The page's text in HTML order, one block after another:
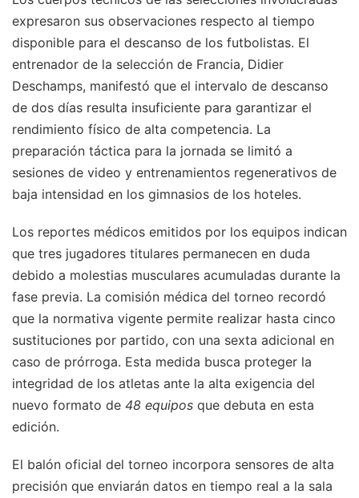
expresaron sus observaciones respecto al tiempo
disponible para el descanso de los futbolistas. El
entrenador de la selección de Francia, Didier
Deschamps, manifestó que el intervalo de descanso
de dos días resulta insuficiente para garantizar el
rendimiento físico de alta competencia. La
preparación táctica para la jornada se limitó a
sesiones de video y entrenamientos regenerativos de
baja intensidad en los gimnasios de los hoteles.
Los reportes médicos emitidos por los equipos indican
que tres jugadores titulares permanecen en duda
debido a molestias musculares acumuladas durante la
fase previa. La comisión médica del torneo recordó
que la normativa vigente permite realizar hasta cinco
sustituciones por partido, con una sexta adicional en
caso de prórroga. Esta medida busca proteger la
integridad de los atletas ante la alta exigencia del
nuevo formato de 48 equipos que debuta en esta
edición.
El balón oficial del torneo incorpora sensores de alta
precisión que enviarán datos en tiempo real a la sala